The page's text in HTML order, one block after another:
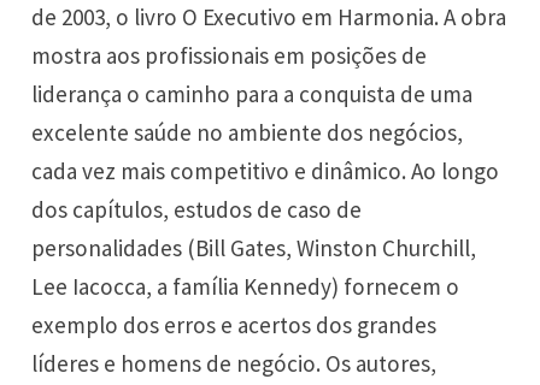
de 2003, o livro O Executivo em Harmonia. A obra
mostra aos profissionais em posições de
liderança o caminho para a conquista de uma
excelente saúde no ambiente dos negócios,
cada vez mais competitivo e dinâmico. Ao longo
dos capítulos, estudos de caso de
personalidades (Bill Gates, Winston Churchill,
Lee Iacocca, a família Kennedy) fornecem o
exemplo dos erros e acertos dos grandes
líderes e homens de negócio. Os autores,